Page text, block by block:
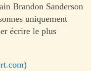
Brandon Sanderson
uniquement
écrire le plus